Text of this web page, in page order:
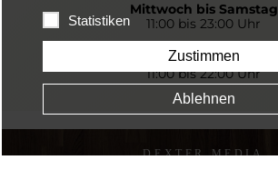
Mittwoch bis Samstag
11:00 bis 23:00 Uhr
Sonntag & Feiertag
11:00 bis 22:00 Uhr
Statistiken
Zustimmen
Ablehnen